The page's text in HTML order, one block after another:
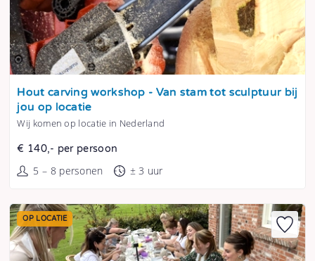
Tonen
Hout carving workshop - Van stam tot sculptuur bij
jou op locatie
Wij komen op locatie in Nederland
€ 140,- per persoon
5 – 8 personen ± 3 uur
OP LOCATIE